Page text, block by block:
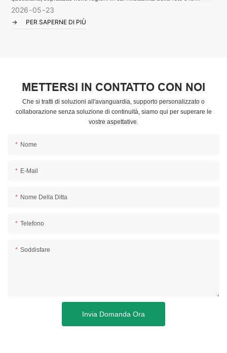
interruzioni di corrente impreviste sono frequenti. Un sistema di accumulo
energetico affidabile aiuta le famiglie a mantenere le normali attività
2026 05 23
PER SAPERNE DI PIÙ
METTERSI IN CONTATTO CON NOI
Che si tratti di soluzioni all'avanguardia, supporto personalizzato o
collaborazione senza soluzione di continuità, siamo qui per superare le
vostre aspettative.
Nome
E-Mail
Nome Della Ditta
Telefono
Soddisfare
Invia Domanda Ora